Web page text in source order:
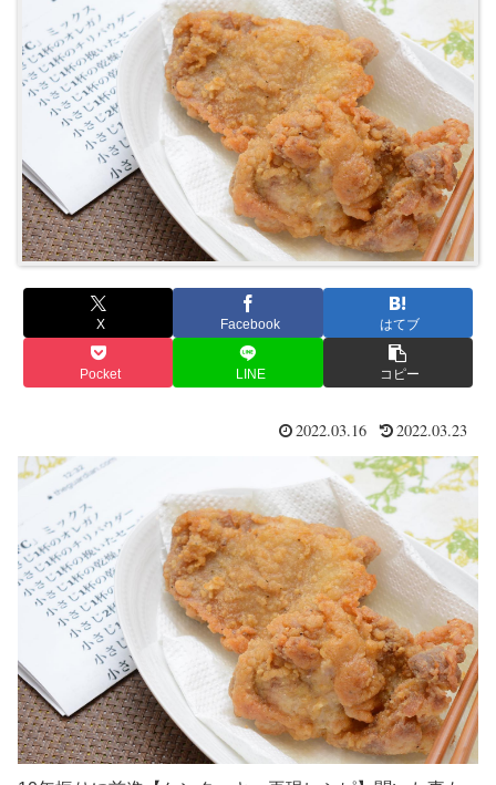
X Facebook はてブ
Pocket LINE コピー
2022.03.16 2022.03.23